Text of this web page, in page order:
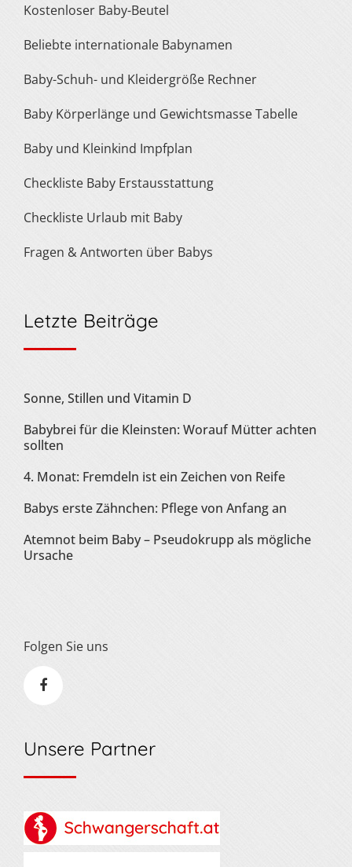
Kostenloser Baby-Beutel
Beliebte internationale Babynamen
Baby-Schuh- und Kleidergröße Rechner
Baby Körperlänge und Gewichtsmasse Tabelle
Baby und Kleinkind Impfplan
Checkliste Baby Erstausstattung
Checkliste Urlaub mit Baby
Fragen & Antworten über Babys
Letzte Beiträge
Sonne, Stillen und Vitamin D
Babybrei für die Kleinsten: Worauf Mütter achten
sollten
4. Monat: Fremdeln ist ein Zeichen von Reife
Babys erste Zähnchen: Pflege von Anfang an
Atemnot beim Baby – Pseudokrupp als mögliche
Ursache
Folgen Sie uns
Unsere Partner